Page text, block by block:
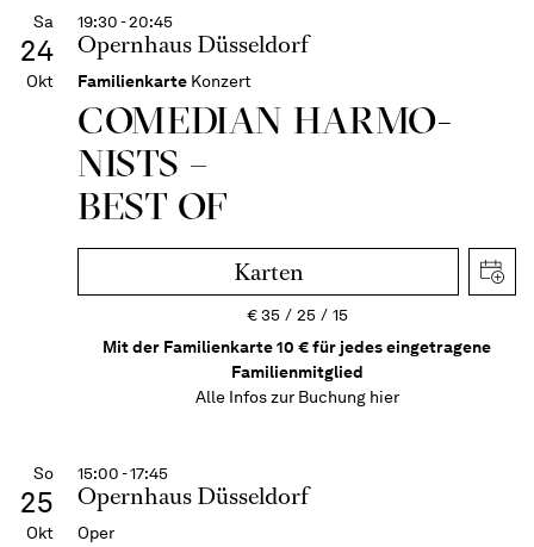
Sa
24
Okt
19:30 - 20:45
Opernhaus Düsseldorf
Familienkarte Konzert
COME­DIAN HARMO­
NISTS –
BEST OF
Karten
€35 25
15
Mit der Familienkarte 10 € für jedes eingetragene
Familienmitglied
Alle Infos zur Buchung hier
So
25
Okt
15:00 - 17:45
Opernhaus Düsseldorf
Oper